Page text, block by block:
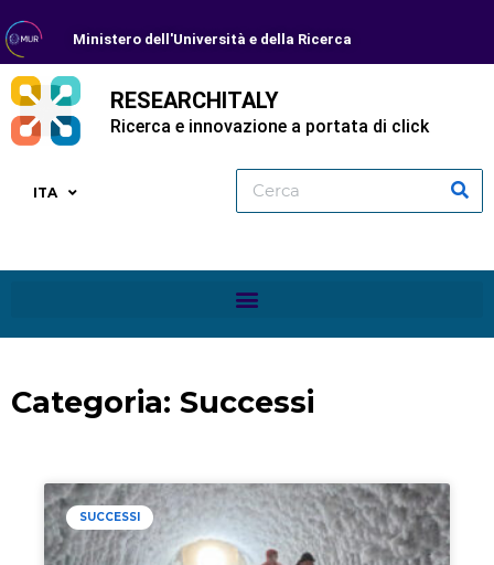
Ministero dell'Università e della Ricerca
RESEARCHITALY
Ricerca e innovazione a portata di click
ITA
Categoria: Successi
SUCCESSI